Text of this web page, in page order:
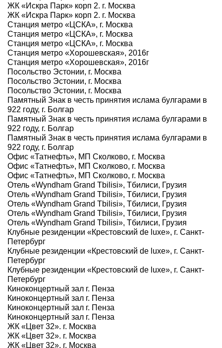
ЖК «Искра Парк» корп 2. г. Москва
ЖК «Искра Парк» корп 2. г. Москва
Станция метро «ЦСКА», г. Москва
Станция метро «ЦСКА», г. Москва
Станция метро «ЦСКА», г. Москва
Станция метро «Хорошевская», 2016г
Станция метро «Хорошевская», 2016г
Посольство Эстонии, г. Москва
Посольство Эстонии, г. Москва
Посольство Эстонии, г. Москва
Памятный Знак в честь принятия ислама булгарами в
922 году, г. Болгар
Памятный Знак в честь принятия ислама булгарами в
922 году, г. Болгар
Памятный Знак в честь принятия ислама булгарами в
922 году, г. Болгар
Офис «Татнефть», МП Сколково, г. Москва
Офис «Татнефть», МП Сколково, г. Москва
Офис «Татнефть», МП Сколково, г. Москва
Отель «Wyndham Grand Tbilisi», Тбилиси, Грузия
Отель «Wyndham Grand Tbilisi», Тбилиси, Грузия
Отель «Wyndham Grand Tbilisi», Тбилиси, Грузия
Отель «Wyndham Grand Tbilisi», Тбилиси, Грузия
Отель «Wyndham Grand Tbilisi», Тбилиси, Грузия
Клубные резиденции «Крестовский de luxe», г. Санкт-
Петербург
Клубные резиденции «Крестовский de luxe», г. Санкт-
Петербург
Клубные резиденции «Крестовский de luxe», г. Санкт-
Петербург
Киноконцертный зал г. Пенза
Киноконцертный зал г. Пенза
Киноконцертный зал г. Пенза
Киноконцертный зал г. Пенза
ЖК «Цвет 32». г. Москва
ЖК «Цвет 32». г. Москва
ЖК «Цвет 32». г. Москва